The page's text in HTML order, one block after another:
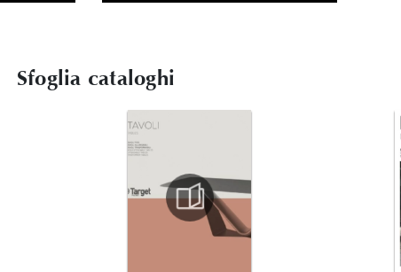
Sfoglia cataloghi